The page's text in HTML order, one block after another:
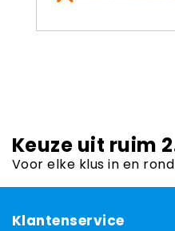
Keuze uit ruim
Voor elke klus in en
Klantenservice